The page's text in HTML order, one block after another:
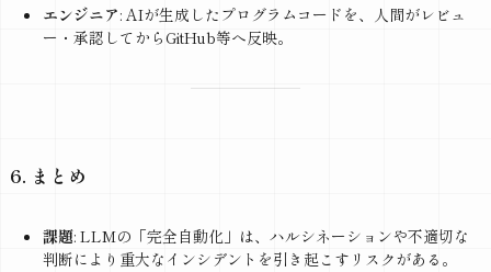
エンジニア: AIが生成したプログラムコードを、人間がレビュ
ー・承認してからGitHub等へ反映。
6. まとめ
課題: LLMの「完全自動化」は、ハルシネーションや不適切な
判断により重大なインシデントを引き起こすリスクがある。